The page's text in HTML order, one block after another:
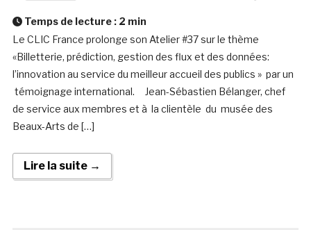
Temps de lecture : 2 min
Le CLIC France prolonge son Atelier #37 sur le thème
«Billetterie, prédiction, gestion des flux et des données:
l’innovation au service du meilleur accueil des publics » par un
témoignage international. Jean-Sébastien Bélanger, chef
de service aux membres et à la clientèle du musée des
Beaux-Arts de […]
Lire la suite →